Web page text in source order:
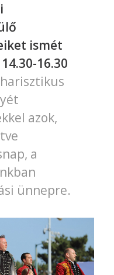
ismét
16.30
azok,
a
ünnepre.